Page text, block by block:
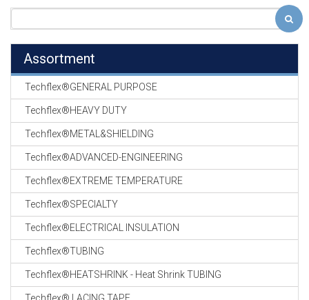
Assortment
Techflex®GENERAL PURPOSE
Techflex®HEAVY DUTY
Techflex®METAL&SHIELDING
Techflex®ADVANCED-ENGINEERING
Techflex®EXTREME TEMPERATURE
Techflex®SPECIALTY
Techflex®ELECTRICAL INSULATION
Techflex®TUBING
Techflex®HEATSHRINK - Heat Shrink TUBING